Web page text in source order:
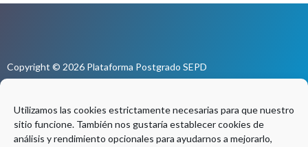
Utilizamos las cookies estrictamente necesarias para que nuestro
sitio funcione. También nos gustaría establecer cookies de
análisis y rendimiento opcionales para ayudarnos a mejorarlo,
Copyright © 2026 Plataforma Postgrado SEPD
Coordinación Técnica